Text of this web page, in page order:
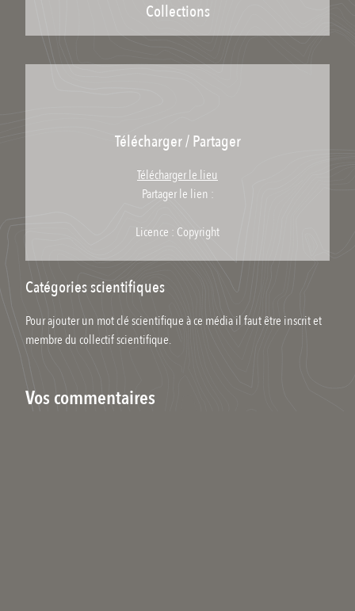
Collections
Télécharger / Partager
Télécharger le lieu
Partager le lien :
Licence : Copyright
Catégories scientifiques
Pour ajouter un mot clé scientifique à ce média il faut être inscrit et
membre du collectif scientifique.
Vos commentaires